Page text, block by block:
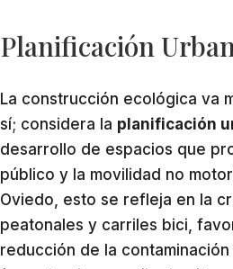
Planificación
La construcción ecológica va
sí; considera la planificación
desarrollo de espacios que
público y la movilidad no
Oviedo, esto se refleja en la
peatonales y carriles bici,
reducción de la